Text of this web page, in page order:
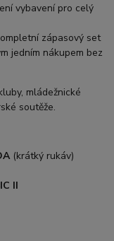
vybavení pro celý
zápasový set
jedním nákupem bez
mládežnické
soutěže.
(krátký rukáv)
II